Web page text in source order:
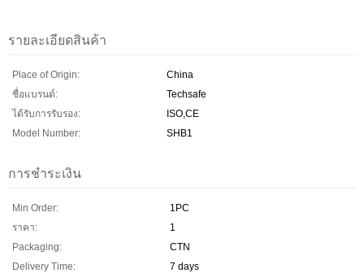
รายละเอียดสินค้า
Place of Origin:
China
ชื่อแบรนด์:
Techsafe
ได้รับการรับรอง:
ISO,CE
Model Number:
SHB1
การชำระเงิน
Min Order:
1PC
ราคา:
1
Packaging:
CTN
Delivery Time:
7 days